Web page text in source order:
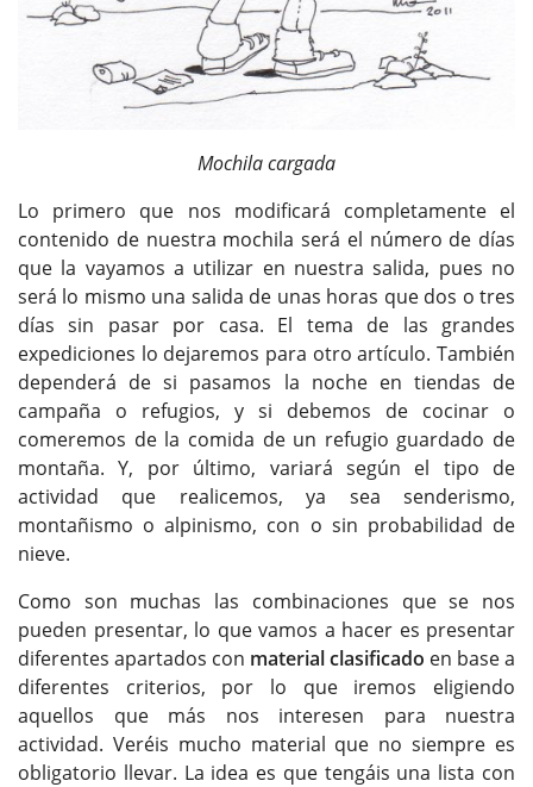
Mochila cargada
Lo primero que nos modificará completamente el
contenido de nuestra mochila será el número de días
que la vayamos a utilizar en nuestra salida, pues no
será lo mismo una salida de unas horas que dos o tres
días sin pasar por casa. El tema de las grandes
expediciones lo dejaremos para otro artículo. También
dependerá de si pasamos la noche en tiendas de
campaña o refugios, y si debemos de cocinar o
comeremos de la comida de un refugio guardado de
montaña. Y, por último, variará según el tipo de
actividad que realicemos, ya sea senderismo,
montañismo o alpinismo, con o sin probabilidad de
nieve.
Como son muchas las combinaciones que se nos
pueden presentar, lo que vamos a hacer es presentar
diferentes apartados con material clasificado en base a
diferentes criterios, por lo que iremos eligiendo
aquellos que más nos interesen para nuestra
actividad. Veréis mucho material que no siempre es
obligatorio llevar. La idea es que tengáis una lista con